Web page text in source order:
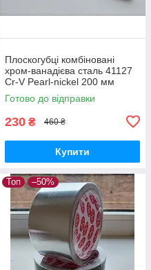
Плоскогубці комбіновані
хром-ванадієва сталь 41127
Cr-V Pearl-nickel 200 мм
Haisser двокомпонентні
рукоятки 8"
Готово до відправки
230 ₴ 460 ₴
Купити
Топ –50%